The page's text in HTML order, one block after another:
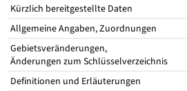
Kürzlich bereitgestellte Daten
Allgemeine Angaben, Zuordnungen
Gebietsveränderungen,
Änderungen zum Schlüsselverzeichnis
Definitionen und Erläuterungen